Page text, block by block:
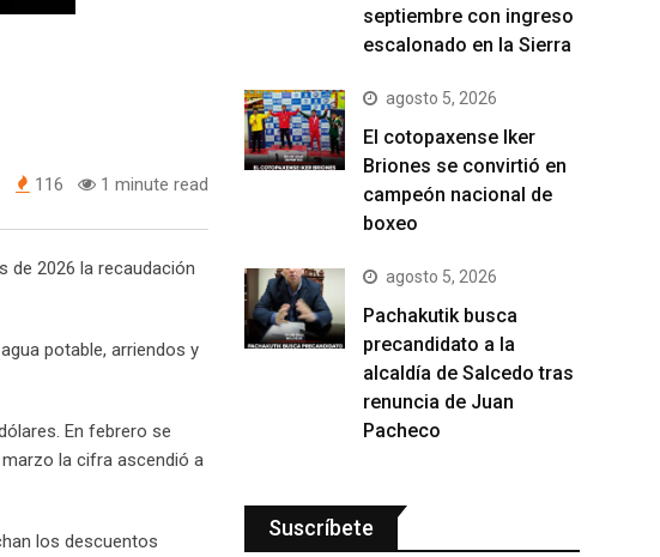
116 1 minute read
de 2026 la recaudación
potable, arriendos y
En febrero se
la cifra ascendió a
los descuentos
septiembre con ingreso
escalonado en la Sierra
agosto 5, 2026
El cotopaxense Iker
Briones se convirtió en
campeón nacional de
boxeo
agosto 5, 2026
Pachakutik busca
precandidato a la
alcaldía de Salcedo tras
renuncia de Juan
Pacheco
Suscríbete